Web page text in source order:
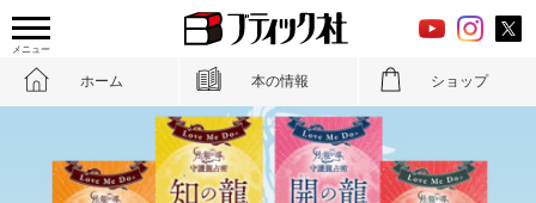
メニュー
ホーム 本の情報 ショップ